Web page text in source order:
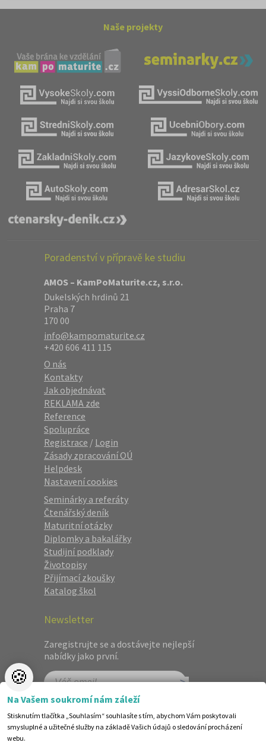
Naše projekty
Poradenství v přípravě ke studiu
AMOS – KamPoMaturite.cz, s.r.o.
Dukelských hrdinů 21
Praha 7
170 00
info@kampomaturite.cz
+420 606 411 115
O nás
Kontakty
Jak objednávat
REKLAMA zde
Reference
Spolupráce
Registrace / Login
Zásady zpracování OÚ
Helpdesk
Nastavení cookies
Seminárky a referáty
Čtenářský deník
Maturitní otázky
Diplomky a bakalářky
Studijní podklady
Životopisy
Přijímací zkoušky
Katalog škol
Newsletter
Zaregistrujte se a dostávejte nejlepší
nabídky jako první.
🍪
Na Vašem soukromí nám záleží
Stisknutím tlačítka „Souhlasím“ souhlasíte s tím, abychom Vám poskytovali
smysluplné a užitečné služby na základě Vašich údajů o sledování procházení
webu.